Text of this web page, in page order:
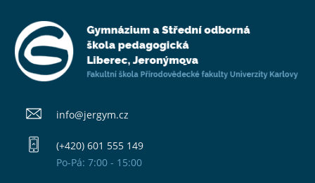
info@​jergym.cz
(+420) 601 555 149
Po-Pá: 7:00 - 15:00